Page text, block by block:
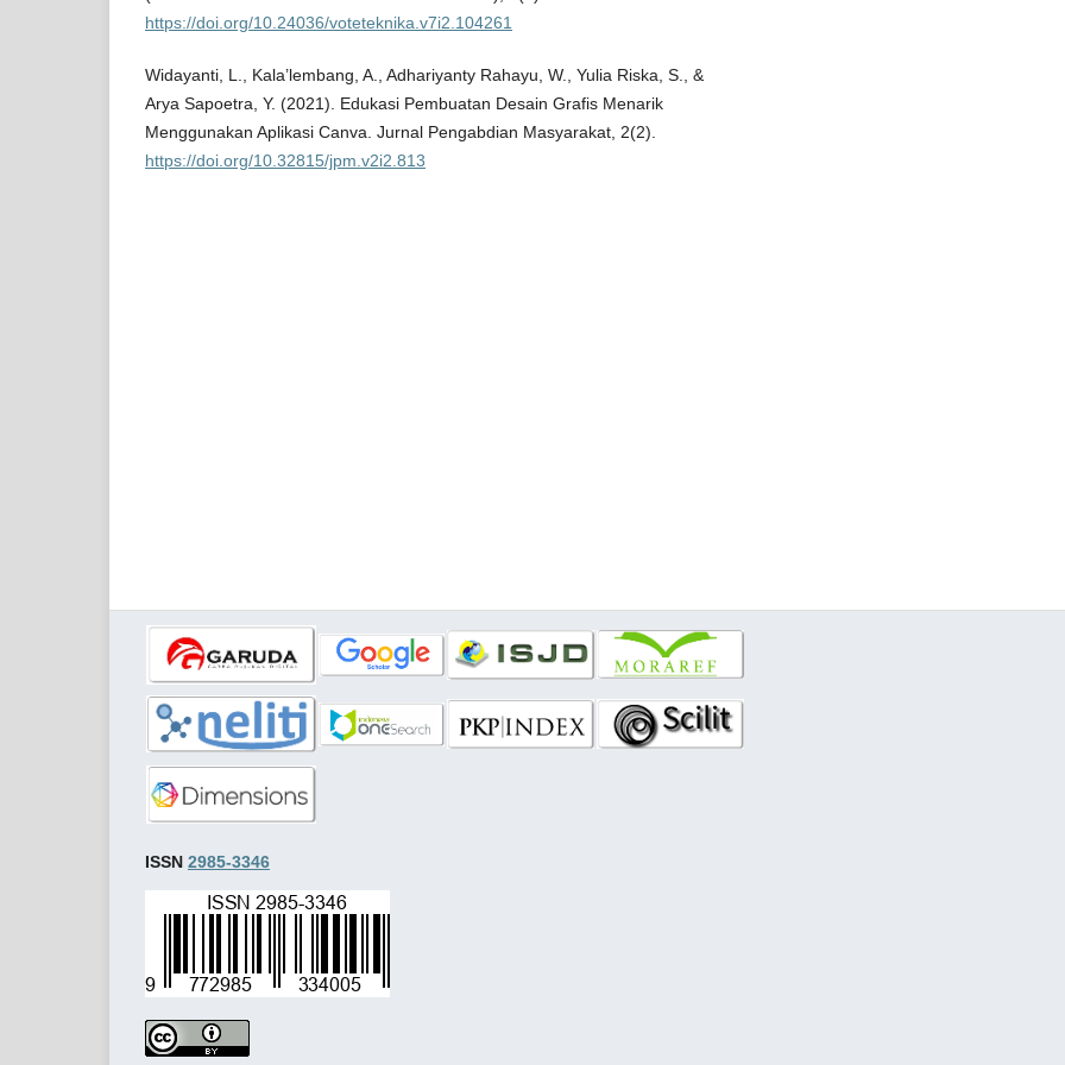
https://doi.org/10.24036/voteteknika.v7i2.104261
Widayanti, L., Kala’lembang, A., Adhariyanty Rahayu, W., Yulia Riska, S., &
Arya Sapoetra, Y. (2021). Edukasi Pembuatan Desain Grafis Menarik
Menggunakan Aplikasi Canva. Jurnal Pengabdian Masyarakat, 2(2).
https://doi.org/10.32815/jpm.v2i2.813
ISSN 2985-3346